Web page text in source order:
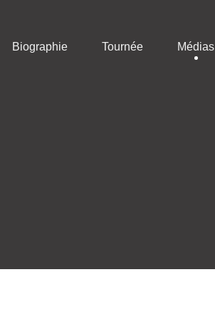
Biographie Tournée Médias